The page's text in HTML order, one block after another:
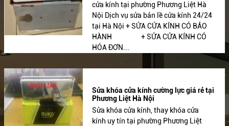
cửa kính tại phường Phương Liệt Hà
Nội Dịch vụ sửa bản lề cửa kính 24/24
tại Hà Nội + SỬA CỬA KÍNH CÓ BẢO
HÀNH + SỬA CỬA KÍNH CÓ
HÓA ĐƠN...
Sửa khóa cửa kính cường lực giá rẻ tại
Phương Liệt Hà Nội
Sửa khóa cửa kính, thay khóa cửa
kính uy tín tại phường Phương Liệt